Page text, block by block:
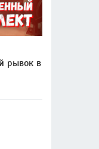
рывок в